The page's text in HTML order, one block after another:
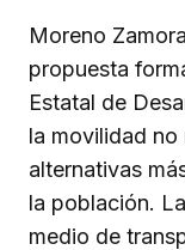
Moreno
propuesta
Estatal de
la movilidad
alternativas
la población.
medio de